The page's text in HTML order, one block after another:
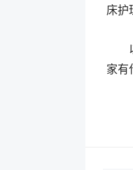
床护
以
家有